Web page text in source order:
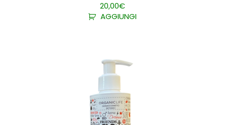
20,00€
AGGIUNGI